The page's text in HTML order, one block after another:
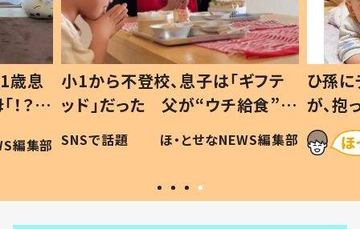
歳息
？」
編集部
小1から不登校、息子は「ギフテ
ッド」だった 父が“ウチ給食”を
作り続ける理由とは #令和の親
#令和の子
SNSで話題 ほ・とせなNEWS編集部
ひ孫
が、
「涙が
い」